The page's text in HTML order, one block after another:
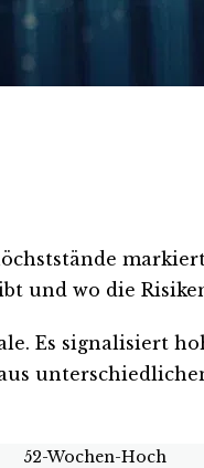
und wo die
Es signalisiert
52-Wochen-Hoch